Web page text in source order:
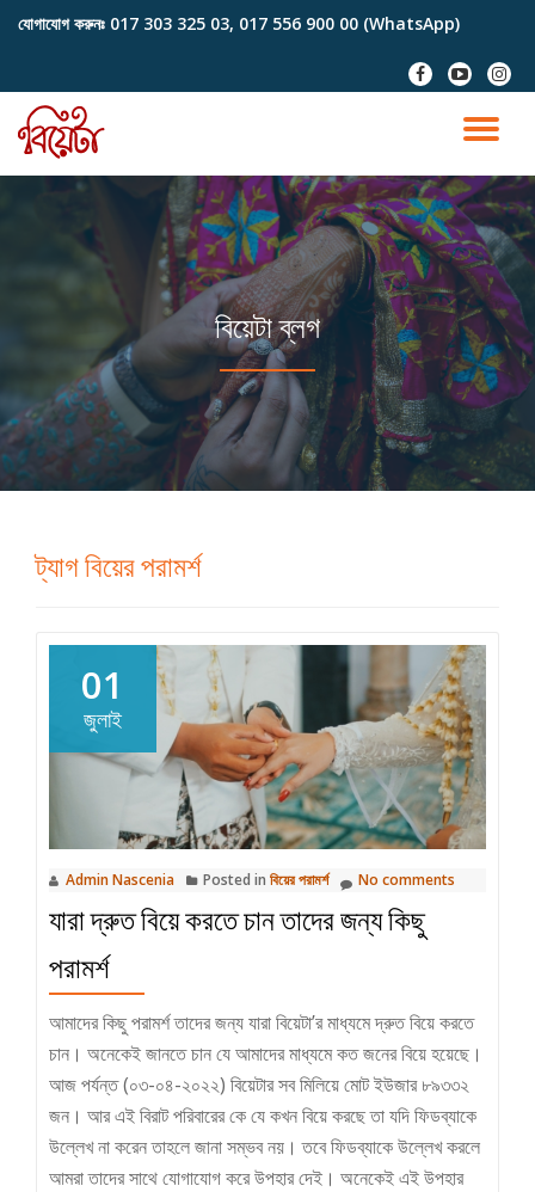
content
যোগাযোগ করুনঃ 017 303 325 03, 017 556 900 00 (WhatsApp)
fa-
facebook
fa-
youtube-
play
fa-
বিয়েটা ব্লগ
ট্যাগবিয়ের পরামর্শ
01
জুলাই
Admin Nascenia Posted in বিয়ের পরামর্শ No comments
যারা দ্রুত বিয়ে করতে চান তাদের জন্য কিছু
পরামর্শ
আমাদের কিছু পরামর্শ তাদের জন্য যারা বিয়েটা’র মাধ্যমে দ্রুত বিয়ে করতে
চান। অনেকেই জানতে চান যে আমাদের মাধ্যমে কত জনের বিয়ে হয়েছে।
আজ পর্যন্ত (০৩-০৪-২০২২) বিয়েটার সব মিলিয়ে মোট ইউজার ৮৯৩৩২
জন। আর এই বিরাট পরিবারের কে যে কখন বিয়ে করছে তা যদি ফিডব্যাকে
উল্লেখ না করেন তাহলে জানা সম্ভব নয়। তবে ফিডব্যাকে উল্লেখ করলে
আমরা তাদের সাথে যোগাযোগ করে উপহার দেই। অনেকেই এই উপহার